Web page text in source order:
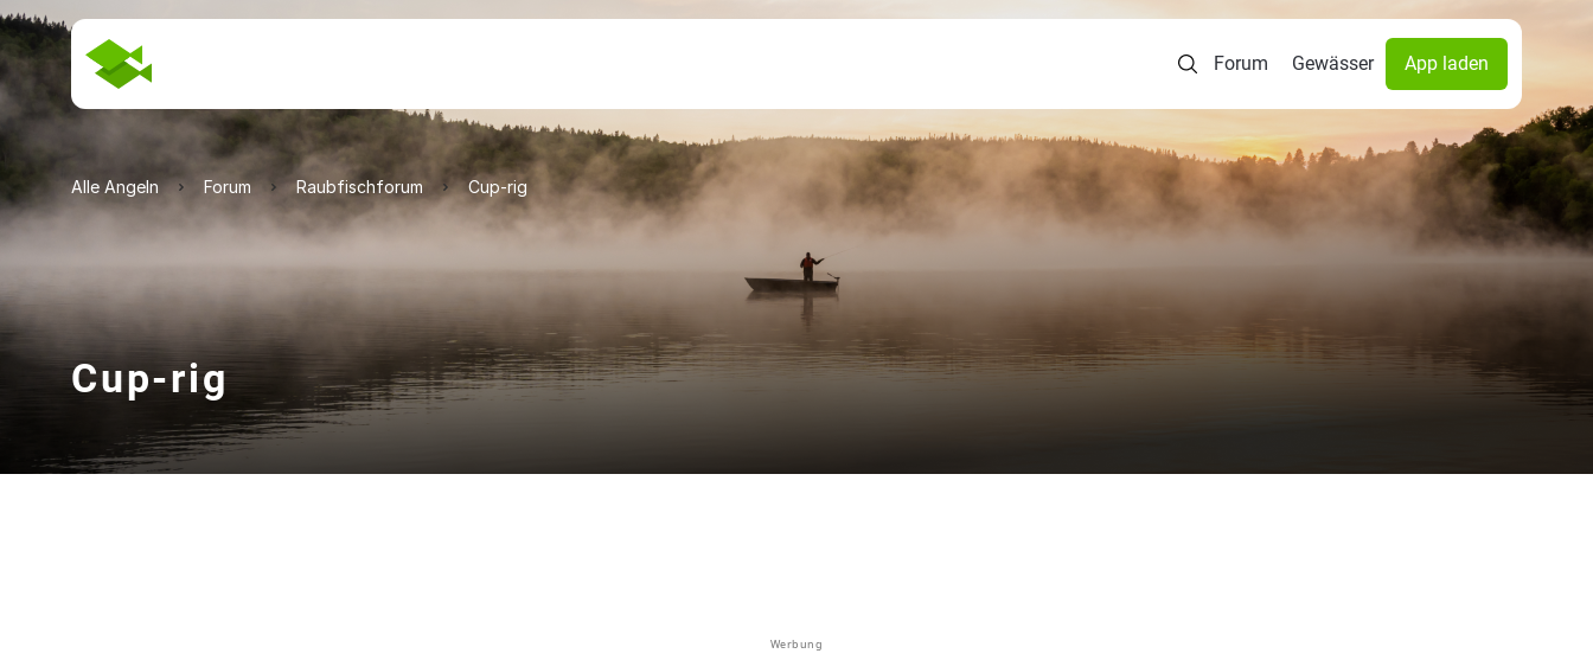
Forum Gewässer App laden
Alle Angeln Forum Raubfischforum Cup-rig
Cup-rig
Werbung